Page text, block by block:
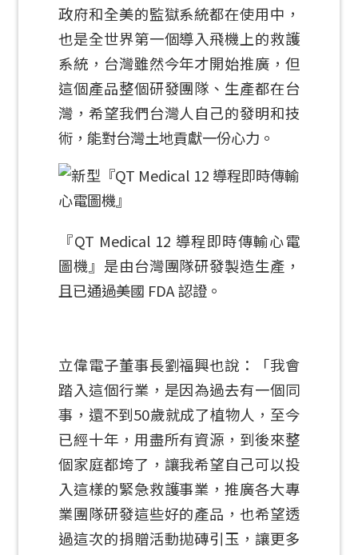
政府和全美的監獄系統都在使用中，
也是全世界第一個導入飛機上的救護
系統，台灣雖然今年才開始推廣，但
這個產品整個研發團隊、生產都在台
灣，希望我們台灣人自己的發明和技
術，能對台灣土地貢獻一份心力。
『QT Medical 12 導程即時傳輸心電
圖機』是由台灣團隊研發製造生產，
且已通過美國 FDA 認證。
立偉電子董事長劉福興也說：「我會
踏入這個行業，是因為過去有一個同
事，還不到50歲就成了植物人，至今
已經十年，用盡所有資源，到後來整
個家庭都垮了，讓我希望自己可以投
入這樣的緊急救護事業，推廣各大專
業團隊研發這些好的產品，也希望透
過這次的捐贈活動拋磚引玉，讓更多